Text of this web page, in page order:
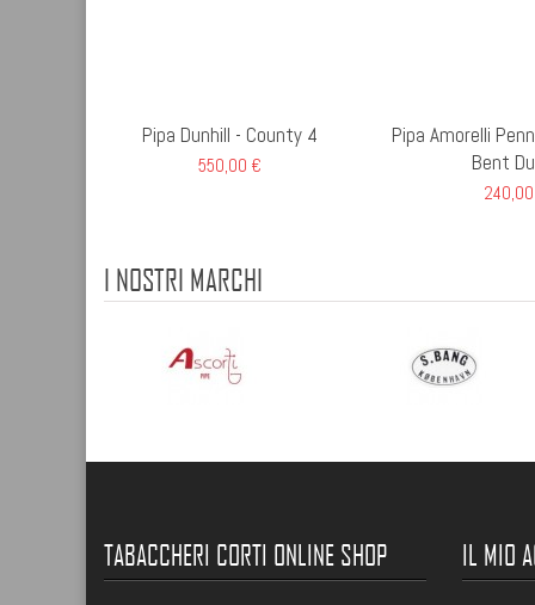
Pipa Dunhill - County 4
550,00 €
Pipa Amorelli
Bent
I NOSTRI MARCHI
TABACCHERI CORTI ONLINE SHOP IL MIO